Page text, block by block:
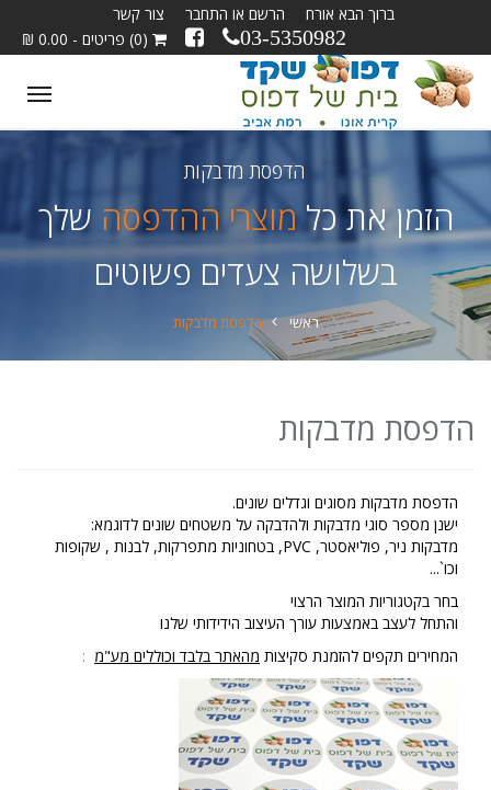
ברוך הבא אורח הרשם או התחבר צור קשר
03-5350982 (0) פריטים - 0.00 ₪
הדפסת מדבקות
הזמן את כלמוצרי ההדפסה שלך
בשלושה צעדים פשוטים
ראשי הדפסת מדבקות
הדפסת מדבקות
הדפסת מדבקות מסוגים וגדלים שונים.
ישנן מספר סוגי מדבקות ולהדבקה על משטחים שונים לדוגמא:
מדבקות ניר, פוליאסטר, PVC, בטחוניות מתפרקות, לבנות , שקופות
וכו`...
בחר בקטגוריות המוצר הרצוי
והתחל לעצב באמצעות עורך העיצוב הידידותי שלנו
המחירים תקפים להזמנת סקיצות מהאתר בלבד וכוללים מע"מ :